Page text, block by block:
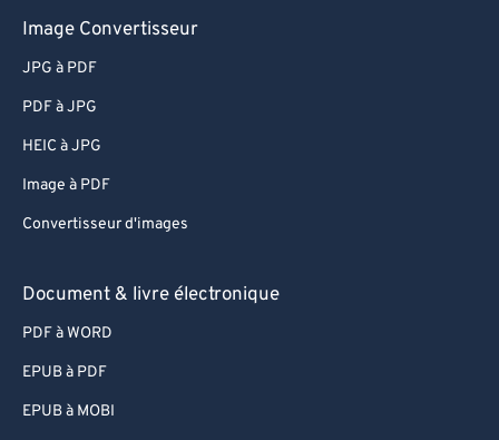
Image Convertisseur
JPG à PDF
PDF à JPG
HEIC à JPG
Image à PDF
Convertisseur d'images
Document & livre électronique
PDF à WORD
EPUB à PDF
EPUB à MOBI